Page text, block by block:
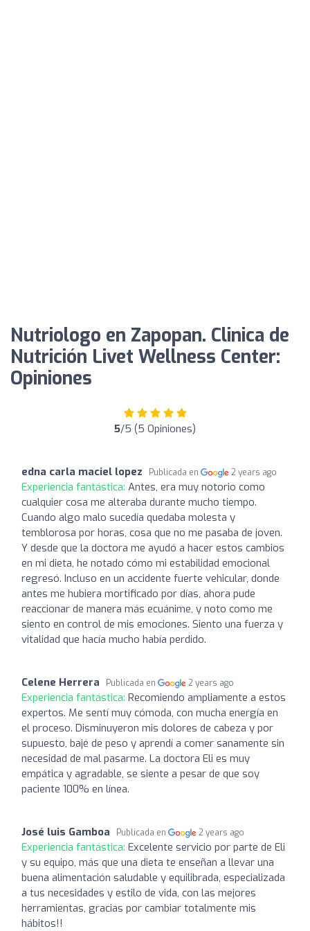
Nutriologo en Zapopan. Clinica de
Nutrición Livet Wellness Center:
Opiniones
5/5 (5 Opiniones)
edna carla maciel lopez Publicada en 2 years ago
Experiencia fantástica: Antes, era muy notorio como
cualquier cosa me alteraba durante mucho tiempo.
Cuando algo malo sucedía quedaba molesta y
temblorosa por horas, cosa que no me pasaba de joven.
Y desde que la doctora me ayudó a hacer estos cambios
en mi dieta, he notado cómo mi estabilidad emocional
regresó. Incluso en un accidente fuerte vehicular, donde
antes me hubiera mortificado por días, ahora pude
reaccionar de manera más ecuánime, y noto como me
siento en control de mis emociones. Siento una fuerza y
vitalidad que hacía mucho había perdido.
Celene Herrera Publicada en 2 years ago
Experiencia fantástica: Recomiendo ampliamente a estos
expertos. Me sentí muy cómoda, con mucha energía en
el proceso. Disminuyeron mis dolores de cabeza y por
supuesto, bajé de peso y aprendí a comer sanamente sin
necesidad de mal pasarme. La doctora Eli es muy
empática y agradable, se siente a pesar de que soy
paciente 100% en línea.
José luis Gamboa Publicada en 2 years ago
Experiencia fantástica: Excelente servicio por parte de Eli
y su equipo, más que una dieta te enseñan a llevar una
buena alimentación saludable y equilibrada, especializada
a tus necesidades y estilo de vida, con las mejores
herramientas, gracias por cambiar totalmente mis
hábitos!!